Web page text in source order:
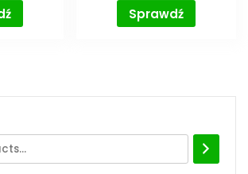
Sprawdź